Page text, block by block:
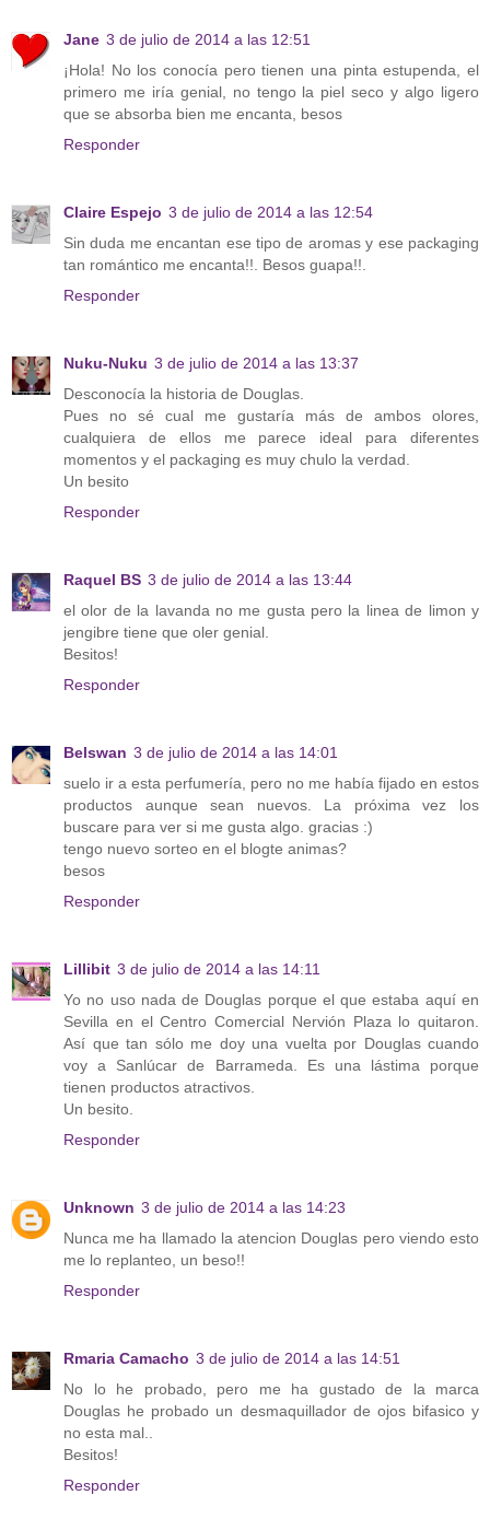
Jane 3 de julio de 2014 a las 12:51
¡Hola! No los conocía pero tienen una pinta estupenda, el
primero me iría genial, no tengo la piel seco y algo ligero
que se absorba bien me encanta, besos
Responder
Claire Espejo 3 de julio de 2014 a las 12:54
Sin duda me encantan ese tipo de aromas y ese packaging
tan romántico me encanta!!. Besos guapa!!.
Responder
Nuku-Nuku 3 de julio de 2014 a las 13:37
Desconocía la historia de Douglas.
Pues no sé cual me gustaría más de ambos olores,
cualquiera de ellos me parece ideal para diferentes
momentos y el packaging es muy chulo la verdad.
Un besito
Responder
Raquel BS 3 de julio de 2014 a las 13:44
el olor de la lavanda no me gusta pero la linea de limon y
jengibre tiene que oler genial.
Besitos!
Responder
Belswan 3 de julio de 2014 a las 14:01
suelo ir a esta perfumería, pero no me había fijado en estos
productos aunque sean nuevos. La próxima vez los
buscare para ver si me gusta algo. gracias :)
tengo nuevo sorteo en el blogte animas?
besos
Responder
Lillibit 3 de julio de 2014 a las 14:11
Yo no uso nada de Douglas porque el que estaba aquí en
Sevilla en el Centro Comercial Nervión Plaza lo quitaron.
Así que tan sólo me doy una vuelta por Douglas cuando
voy a Sanlúcar de Barrameda. Es una lástima porque
tienen productos atractivos.
Un besito.
Responder
Unknown 3 de julio de 2014 a las 14:23
Nunca me ha llamado la atencion Douglas pero viendo esto
me lo replanteo, un beso!!
Responder
Rmaria Camacho 3 de julio de 2014 a las 14:51
No lo he probado, pero me ha gustado de la marca
Douglas he probado un desmaquillador de ojos bifasico y
no esta mal..
Besitos!
Responder